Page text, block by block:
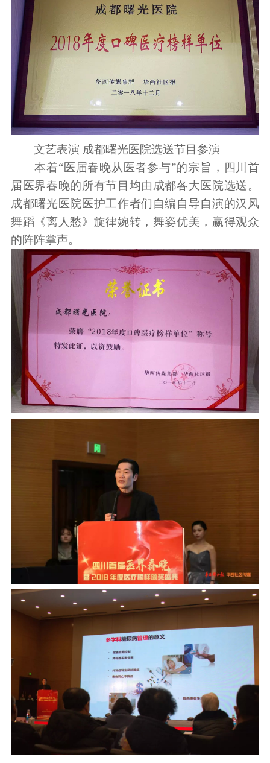
文艺表演 成都曙光医院选送节目参演
本着“医届春晚从医者参与”的宗旨，四川首
届医界春晚的所有节目均由成都各大医院选送。
成都曙光医院医护工作者们自编自导自演的汉风
舞蹈《离人愁》旋律婉转，舞姿优美，赢得观众
的阵阵掌声。